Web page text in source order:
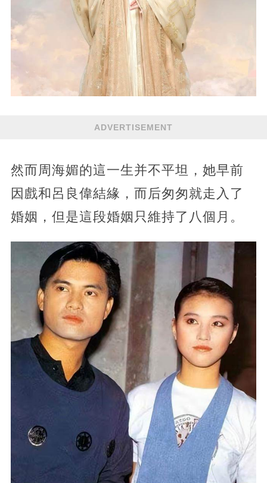
ADVERTISEMENT
然而周海媚的這一生并不平坦，她早前
因戲和呂良偉結緣，而后匆匆就走入了
婚姻，但是這段婚姻只維持了八個月。